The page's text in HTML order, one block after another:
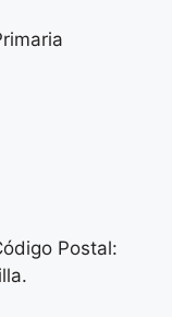
Postal: